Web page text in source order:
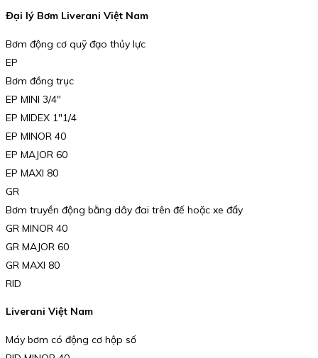
Đại lý Bơm Liverani Việt Nam
Bơm động cơ quỹ đạo thủy lực
EP
Bơm đồng trục
EP MINI 3/4″
EP MIDEX 1″1/4
EP MINOR 40
EP MAJOR 60
EP MAXI 80
GR
Bơm truyền động bằng dây đai trên đế hoặc xe đẩy
GR MINOR 40
GR MAJOR 60
GR MAXI 80
RID
Liverani Việt Nam
Máy bơm có động cơ hộp số